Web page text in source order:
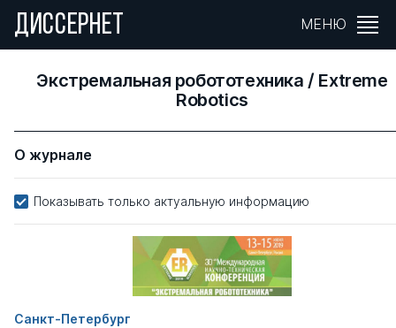
ДИССЕРНЕТ МЕНЮ
Экстремальная робототехника / Extreme
Robotics
О журнале
Показывать только актуальную информацию
Санкт-Петербург